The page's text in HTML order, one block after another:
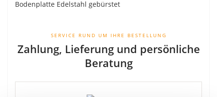
Bodenplatte Edelstahl gebürstet
SERVICE RUND UM IHRE BESTELLUNG
Zahlung, Lieferung und persönliche
Beratung